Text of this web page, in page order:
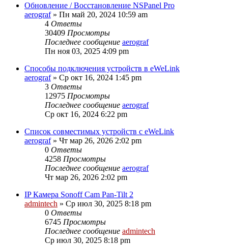
Обновление / Восстановление NSPanel Pro
aerograf» Пн май 20, 2024 10:59 am
4 Ответы
30409 Просмотры
Последнее сообщение aerograf
Пн ноя 03, 2025 4:09 pm
Способы подключения устройств в eWeLink
aerograf» Ср окт 16, 2024 1:45 pm
3 Ответы
12975 Просмотры
Последнее сообщение aerograf
Ср окт 16, 2024 6:22 pm
Список совместимых устройств с eWeLink
aerograf» Чт мар 26, 2026 2:02 pm
0 Ответы
4258 Просмотры
Последнее сообщение aerograf
Чт мар 26, 2026 2:02 pm
IP Камера Sonoff Cam Pan-Tilt 2
admintech » Ср июл 30, 2025 8:18 pm
0 Ответы
6745 Просмотры
Последнее сообщение admintech
Ср июл 30, 2025 8:18 pm